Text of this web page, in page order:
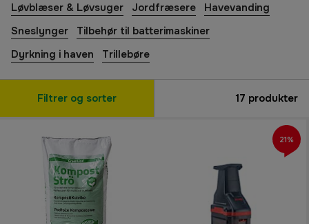
Løvblæser & Løvsuger
Jordfræsere
Havevanding
Sneslynger
Tilbehør til batterimaskiner
Dyrkning i haven
Trillebøre
Filtrer og sorter 17 produkter
21%